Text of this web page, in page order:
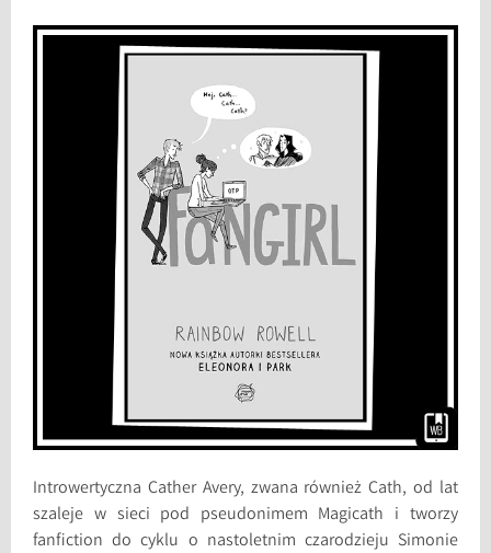
Introwertyczna Cather Avery, zwana również Cath, od lat
szaleje w sieci pod pseudonimem Magicath i tworzy
fanfiction do cyklu o nastoletnim czarodzieju Simonie